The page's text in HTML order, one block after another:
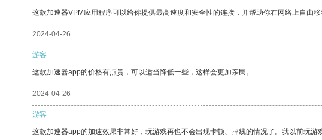
这款加速器VPM应用程序可以给你提供最高速度和安全性的连接，并帮助你在网络上自由移
2024-04-26
游客
这款加速器app的价格有点贵，可以适当降低一些，这样会更加亲民。
2024-04-26
游客
这款加速器app的加速效果非常好，玩游戏再也不会出现卡顿、掉线的情况了。我以前玩游